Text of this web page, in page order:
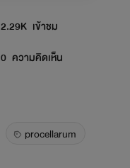
2.29K เข้าชม
0 ความคิดเห็น
procellarum